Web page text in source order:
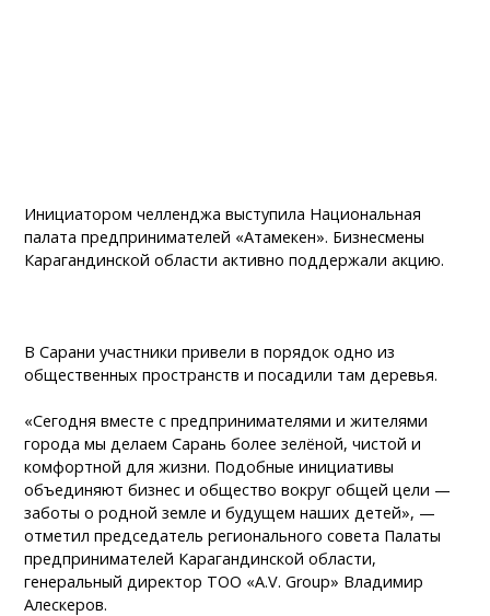
Инициатором челленджа выступила Национальная
палата предпринимателей «Атамекен». Бизнесмены
Карагандинской области активно поддержали акцию.
В Сарани участники привели в порядок одно из
общественных пространств и посадили там деревья.
«Сегодня вместе с предпринимателями и жителями
города мы делаем Сарань более зелёной, чистой и
комфортной для жизни. Подобные инициативы
объединяют бизнес и общество вокруг общей цели —
заботы о родной земле и будущем наших детей», —
отметил председатель регионального совета Палаты
предпринимателей Карагандинской области,
генеральный директор ТОО «A.V. Group» Владимир
Алескеров.